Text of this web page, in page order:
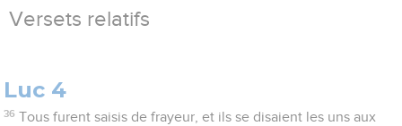
Versets relatifs
Luc 4
36 Tous furent saisis de frayeur, et ils se disaient les uns aux